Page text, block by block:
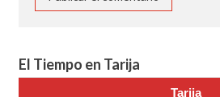
El Tiempo en Tarija
Tarija